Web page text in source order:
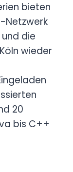
bieten
Netzwerk
die
wieder
20
bis C++